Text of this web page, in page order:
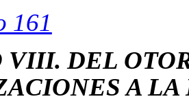
161
VIII. DEL
A